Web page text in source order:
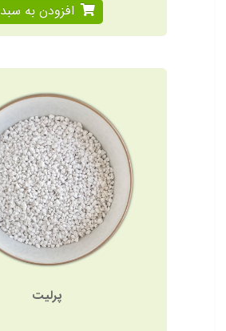
افزودن به سبد
پرلیت